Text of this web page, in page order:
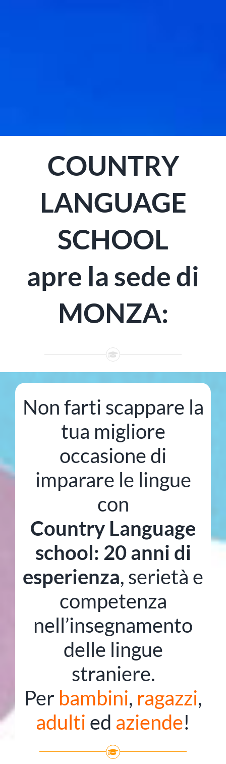
COUNTRY
LANGUAGE
SCHOOL
apre la sede di
MONZA:
Non farti scappare la
tua migliore
occasione di
imparare le lingue
con
Country Language
school: 20 anni di
esperienza, serietà e
competenza
nell’insegnamento
delle lingue
straniere.
Per bambini, ragazzi,
adulti ed aziende!